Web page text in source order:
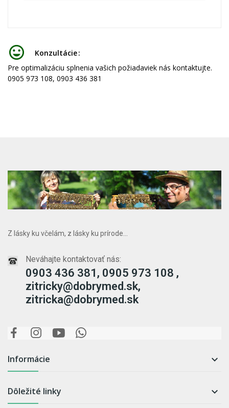
Konzultácie
Pre optimalizáciu splnenia vašich požiadaviek nás kontaktujte.
0905 973 108, 0903 436 381
Z lásky ku včelám, z lásky ku prírode...
Neváhajte kontaktovať nás:
0903 436 381, 0905 973 108 ,
zitricky@dobrymed.sk,
zitricka@dobrymed.sk
Informácie 
Dôležité linky 